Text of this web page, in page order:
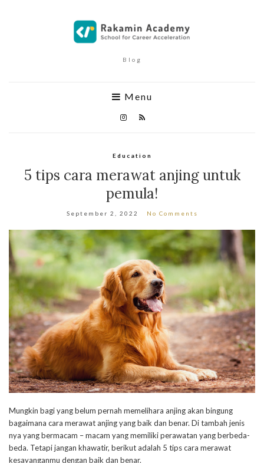
Blog
Menu
Education
5 tips cara merawat anjing untuk
pemula!
September 2, 2022 No Comments
Mungkin bagi yang belum pernah memelihara anjing akan bingung
bagaimana cara merawat anjing yang baik dan benar. Di tambah jenis
nya yang bermacam – macam yang memiliki perawatan yang berbeda-
beda. Tetapi jangan khawatir, berikut adalah 5 tips cara merawat
kesayanganmu dengan baik dan benar.